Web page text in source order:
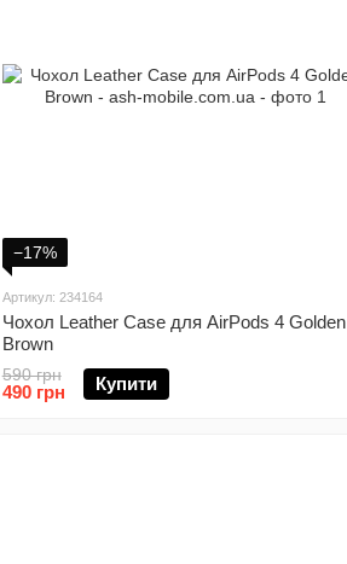
−17%
Артикул: 234164
Чохол Leather Case для AirPods 4 Golden
Brown
590 грн
490 грн Купити